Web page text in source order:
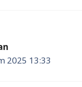
2025 13:33